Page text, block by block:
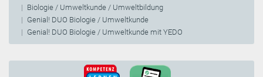
Biologie / Umweltkunde / Umweltbildung
Genial! DUO Biologie / Umweltkunde
Genial! DUO Biologie / Umweltkunde mit YEDO